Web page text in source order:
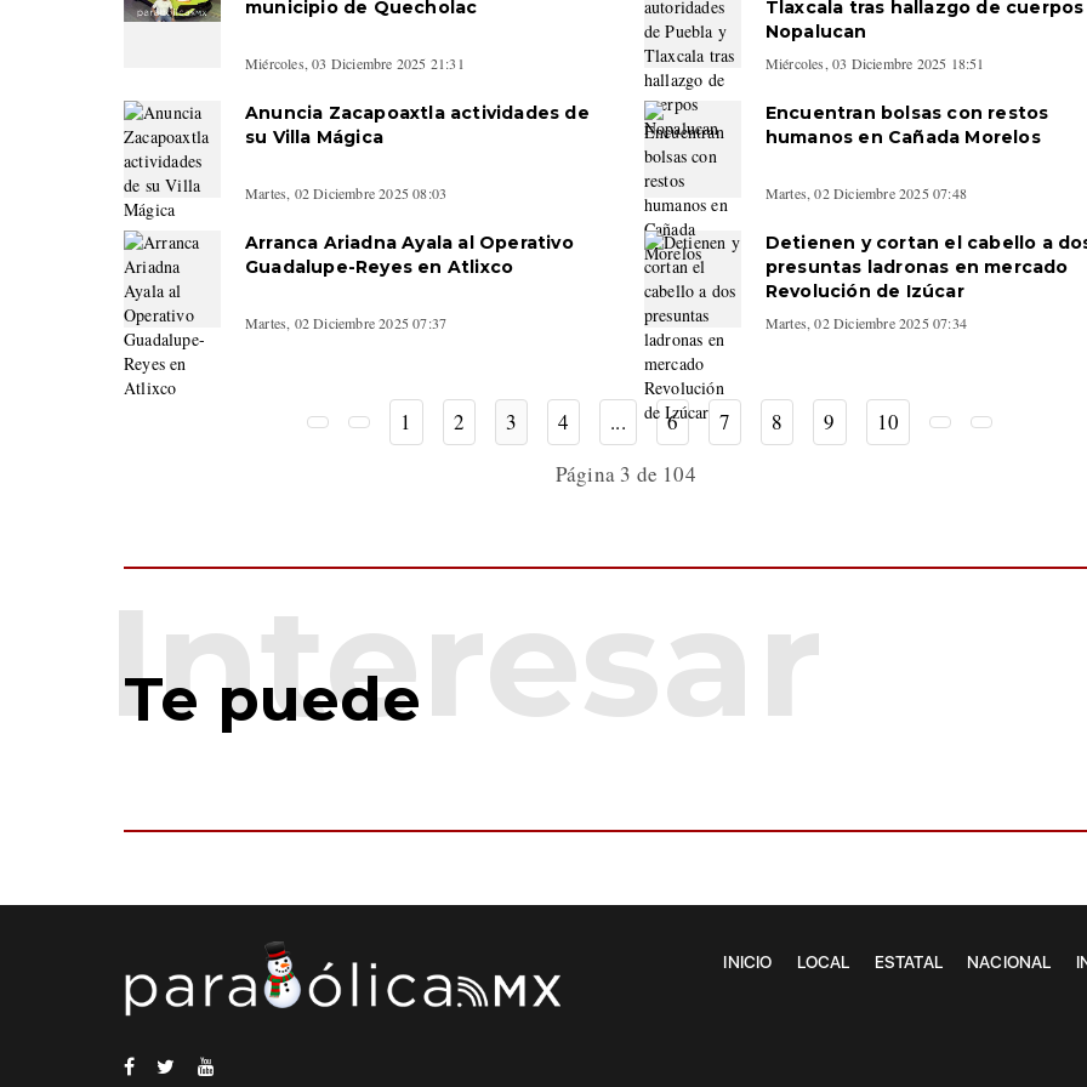
municipio de Quecholac
Miércoles, 03 Diciembre 2025 21:31
Tlaxcala tras hallazgo de cuerpos
Nopalucan
Miércoles, 03 Diciembre 2025 18:51
Anuncia Zacapoaxtla actividades de
su Villa Mágica
Martes, 02 Diciembre 2025 08:03
Encuentran bolsas con restos
humanos en Cañada Morelos
Martes, 02 Diciembre 2025 07:48
Arranca Ariadna Ayala al Operativo
Guadalupe-Reyes en Atlixco
Martes, 02 Diciembre 2025 07:37
Detienen y cortan el cabello a
presuntas ladronas en mercado
Revolución de Izúcar
Martes, 02 Diciembre 2025 07:34
1 2 3 4 ... 6 7 8 9
10
Página 3 de 104
Te puede
INICIO LOCAL ESTATAL NACIONAL